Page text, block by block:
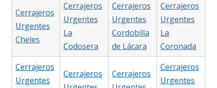
Cerrajeros
Urgentes
Cheles
Cerrajeros
Urgentes
La
Codosera
Cerrajeros
Urgentes
Cordobilla
de Lácara
Cerrajeros
Urgentes
La
Coronada
Cerrajeros
Urgentes
Cerrajeros
Cerrajeros
Cerrajeros
Urgentes